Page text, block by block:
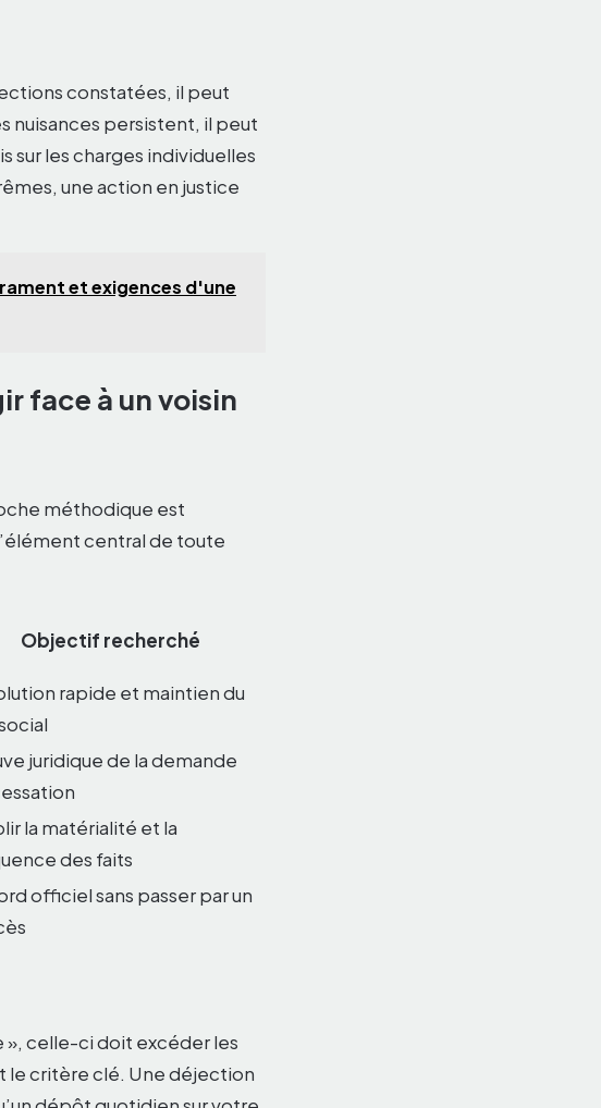
constatées, il peut
nuisances persistent, il peut
les charges individuelles
une action en justice
et exigences d'une
face à un voisin
méthodique est
central de toute
Objectif recherché
rapide et maintien du
juridique de la demande
la matérialité et la
des faits
officiel sans passer par un
», celle-ci doit excéder les
le critère clé. Une déjection